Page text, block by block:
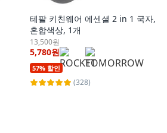
테팔 키친웨어 에센셜 2 in 1 국자,
혼합색상, 1개
13,500원
5,780원
57% 할인
(328)